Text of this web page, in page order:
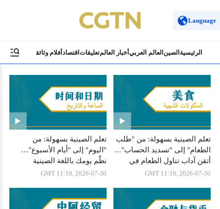
Language
الرئيسية الصين العالم العربيأخبار العالمتعليقات اقتصادأفلام وثائقية ثقافة
تعلم الصينية بسهولة: من "طلب
الطعام" إلى "تسديد الحساب"…
أتقن آداب تناول الطعام في
المطاعم الصينية
GMT 11:10, 2026-07-30
تعلم الصينية بسهولة: من
"اليوم" إلى "أيام الأسبوع"…
نظّم يومك باللغة الصينية
GMT 11:10, 2026-07-30